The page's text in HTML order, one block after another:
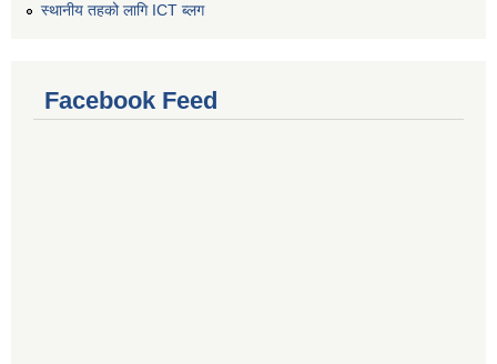
स्थानीय तहको लागि ICT ब्लग
Facebook Feed